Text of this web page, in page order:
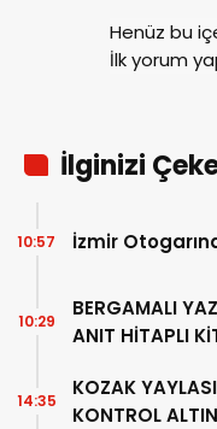
Henüz bu
İlk yorum
İlginizi
İzmir
10:57
BERGAMALI
ANIT HİTAPLI
10:29
KOZAK
KONTROL
14:35